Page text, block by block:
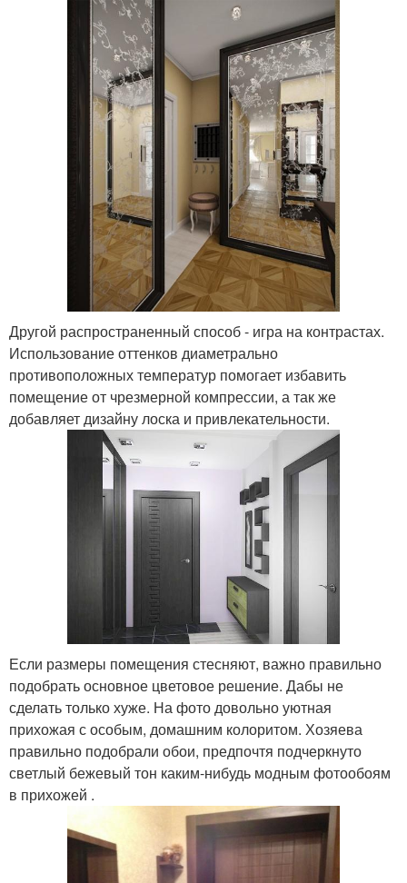
Другой распространенный способ - игра на контрастах.
Использование оттенков диаметрально
противоположных температур помогает избавить
помещение от чрезмерной компрессии, а так же
добавляет дизайну лоска и привлекательности.
Если размеры помещения стесняют, важно правильно
подобрать основное цветовое решение. Дабы не
сделать только хуже. На фото довольно уютная
прихожая с особым, домашним колоритом. Хозяева
правильно подобрали обои, предпочтя подчеркнуто
светлый бежевый тон каким-нибудь модным фотообоям
в прихожей .